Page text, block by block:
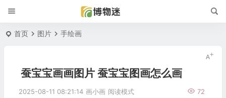
首页 图片 手绘画
蚕宝宝画画图片 蚕宝宝图画怎么画
2025-08-11 08:21:14 画小画 72
阅读模式